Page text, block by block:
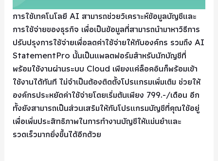
การใช้เทคโนโลยี AI สามารถช่วยวิเคราะห์ข้อมูลบัญชีและ
การใช้จ่ายของธุรกิจ เพื่อเป็นข้อมูลที่สามารถนำมาหาวิธีการ
ปรับปรุงการใช้จ่ายเพื่อลดค่าใช้จ่ายให้กับองค์กร รวมถึง AI
StatementPro นั้นเป็นแพลตฟอร์มสำหรับนักบัญชีที่
พร้อมใช้งานผ่านระบบ Cloud เพียงแค่ล็อคอินก็พร้อมเข้า
ใช้งานได้ทันที ไม่จำเป็นต้องติดตั้งโปรแกรมเพิ่มเติม ช่วยให้
องค์กรประหยัดค่าใช้จ่ายโดยเริ่มต้นเพียง 799.-/เดือน อีก
ทั้งยังสามารถเป็นส่วนเสริมให้กับโปรแกรมบัญชีที่คุณใช้อยู่
เพื่อเพิ่มประสิทธิภาพในการทำงานบัญชีให้แม่นยำและ
รวดเร็วมากยิ่งขึ้นได้อีกด้วย